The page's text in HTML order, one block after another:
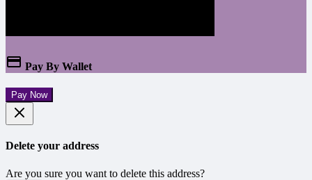
Pay By Wallet
Pay Now
Delete your address
Are you sure you want to delete this address?